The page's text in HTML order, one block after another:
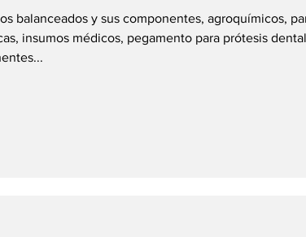
balanceados y sus componentes, agroquímicos,
insumos médicos, pegamento para prótesis